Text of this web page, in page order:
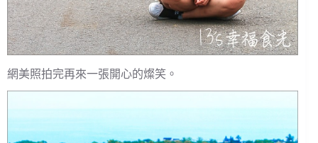
網美照拍完再來一張開心的燦笑。